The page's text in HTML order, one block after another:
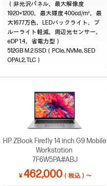
（非光沢パネル、最大解像度
1920×1200、最大輝度 400cd/m²、最
大1677万色、LEDバックライト、ブ
ルーライト軽減、周辺光センサー、
eDP 1.4、省電力型）
512GB M.2 SSD（PCIe, NVMe, SED
OPAL2, TLC）
HP ZBook Firefly 14 inch G9 Mobile
Workstation
7F6W5PA#ABJ
￥462,000 （税込）～